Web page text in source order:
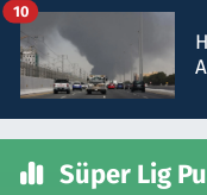
10
Süper Lig